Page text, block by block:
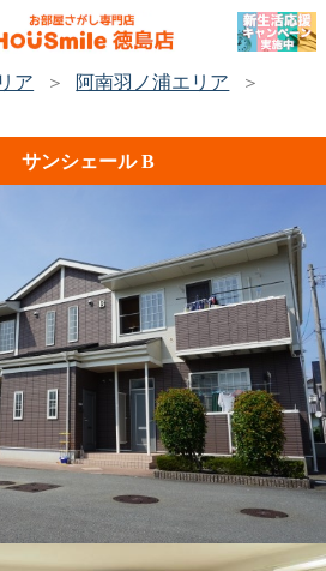
ア
阿南羽ノ浦エリア
サンシェール B